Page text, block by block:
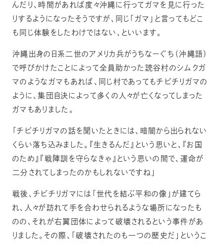
んだり、時間があれば度々沖縄に行ってガマを見に行った
りするようになったそうですが、同じ「ガマ」と言ってもどこ
も同じ体験をしたわけではない、といいます。
沖縄出身の日系二世のアメリカ兵がうちなーぐち（沖縄語）
で呼びかけたことによって全員助かった読谷村のシムクガ
マのようなガマもあれば、同じ村であってもチビチリガマの
ように、集団自決によって多くの人々が亡くなってしまった
ガマもありました。
「チビチリガマの話を聞いたときには、暗闇から出られない
くらい落ち込みました。『生きるんだ』という思いと、『お国
のため』『戦陣訓を守らなきゃ』という思いの間で、運命が
二分されてしまったのかもしれないですね」
戦後、チビチリガマには「世代を結ぶ平和の像」が建てら
れ、人々が訪れて手を合わせられるような場所になったも
のの、それが右翼団体によって破壊されるという事件があ
りました。その際、「破壊されたのも一つの歴史だ」というこ